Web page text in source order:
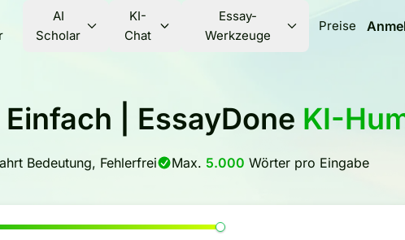
AI
Scholar
KI-
Chat
Essay-
Werkzeuge
Preise
Einfach | EssayDone KI-
Bedeutung, Fehlerfrei Max. 5.000 Wörter pro Eingabe